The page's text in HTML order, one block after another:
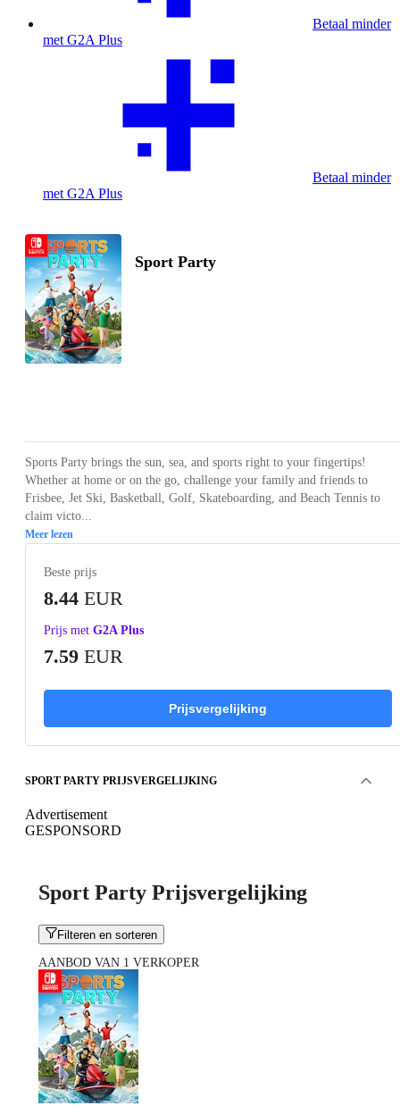
Betaal minder
met G2A Plus
Betaal minder
met G2A Plus
Sport Party
Sports Party brings the sun, sea, and sports right to your fingertips!
Whether at home or on the go, challenge your family and friends to
Frisbee, Jet Ski, Basketball, Golf, Skateboarding, and Beach Tennis to
claim victo...
Meer lezen
Beste prijs
8.44 EUR
Prijs met G2A Plus
7.59 EUR
Prijsvergelijking
SPORT PARTY PRIJSVERGELIJKING
Advertisement
GESPONSORD
Sport Party Prijsvergelijking
Filteren en sorteren
AANBOD VAN 1 VERKOPER